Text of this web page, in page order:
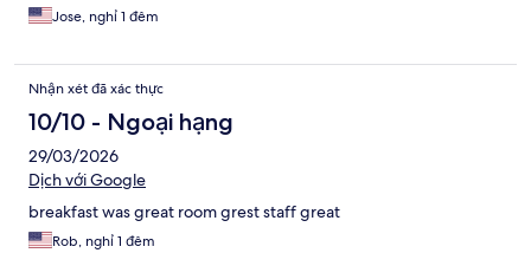
Jose, nghỉ 1 đêm
Nhận xét đã xác thực
10/10 - Ngoại hạng
29/03/2026
Dịch với Google
breakfast was great room grest staff great
Rob, nghỉ 1 đêm